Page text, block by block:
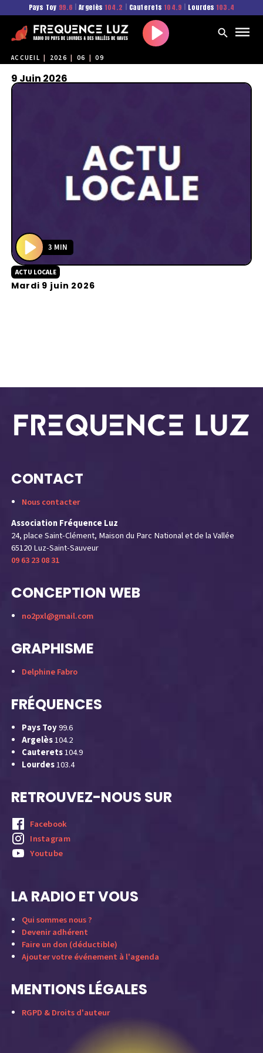
Pays Toy 99.6 Argelès 104.2 Cauterets 104.9 Lourdes 103.4
Play
ACCUEIL 2026 06 09
9 Juin 2026
P
l
a
3 MIN
ACTU LOCALE
Mardi 9 juin 2026
CONTACT
Nous contacter
Association Fréquence Luz
24, place Saint-Clément, Maison du Parc National et de la Vallée
65120 Luz-Saint-Sauveur
09 63 23 08 31
CONCEPTION WEB
no2pxl@gmail.com
GRAPHISME
Delphine Fabro
FRÉQUENCES
Pays Toy99.6
Argelès104.2
Cauterets104.9
Lourdes103.4
RETROUVEZ-NOUS SUR
Facebook
Instagram
Youtube
LA RADIO ET VOUS
Qui sommes nous ?
Devenir adhérent
Faire un don (déductible)
Ajouter votre événement à l'agenda
MENTIONS LÉGALES
RGPD & Droits d'auteur